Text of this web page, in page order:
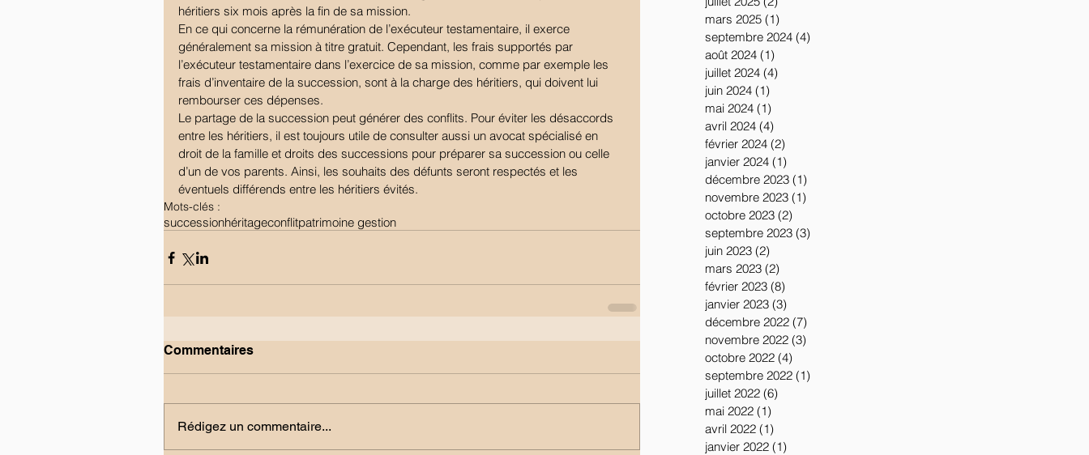
héritiers six mois après la fin de sa mission.
En ce qui concerne la rémunération de l’exécuteur testamentaire, il exerce
généralement sa mission à titre gratuit. Cependant, les frais supportés par
l’exécuteur testamentaire dans l’exercice de sa mission, comme par exemple les
frais d’inventaire de la succession, sont à la charge des héritiers, qui doivent lui
rembourser ces dépenses.
Le partage de la succession peut générer des conflits. Pour éviter les désaccords
entre les héritiers, il est toujours utile de consulter aussi un avocat spécialisé en
droit de la famille et droits des successions pour préparer sa succession ou celle
d’un de vos parents. Ainsi, les souhaits des défunts seront respectés et les
éventuels différends entre les héritiers évités.
Mots-clés :
successionhéritageconflitpatrimoine gestion
Commentaires
Rédigez un commentaire...
mars 2025 (1)
septembre 2024 (4)
août 2024 (1)
juillet 2024 (4)
juin 2024 (1)
mai 2024 (1)
avril 2024 (4)
février 2024 (2)
janvier 2024 (1)
décembre 2023 (1)
novembre 2023 (1)
octobre 2023 (2)
septembre 2023 (3)
juin 2023 (2)
mars 2023 (2)
février 2023 (8)
janvier 2023 (3)
décembre 2022 (7)
novembre 2022 (3)
octobre 2022 (4)
septembre 2022 (1)
juillet 2022 (6)
mai 2022 (1)
avril 2022 (1)
janvier 2022 (1)